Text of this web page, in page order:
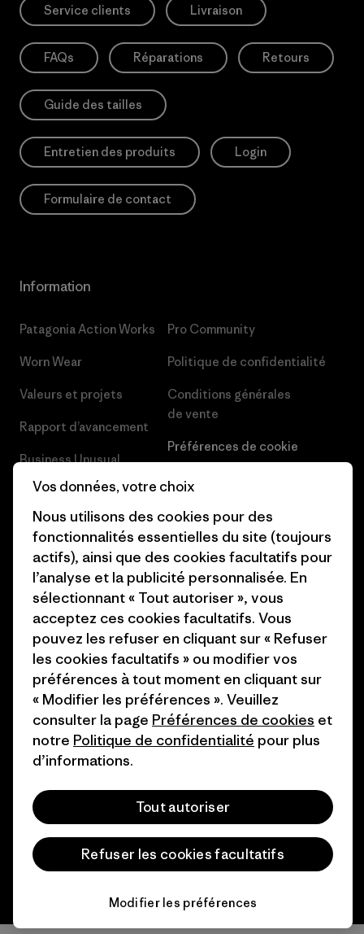
Service clients Livraison
FAQs Réparations Retours
Guide des tailles
Entretien des produits Login
Formulaire de contact
Information
Patagonia Action Works
Worn Wear
Valeurs et projets
Rapport d’avancement
Business Unusual
Objectifs climatiques
1% For The Planet
Comment nous
finançons
Nos magasins
Pro Community
Politique de confidentialité
Conditions générales
de vente
Préférences de cookie
Carrières
Presse et media
Industry program
Programme d’affiliation
Patagonia Belgique Plan du
site
© 2026 Patagonia, Inc. All Rights Reserved.
français
Vos données, votre choix
Nous utilisons des cookies pour des
fonctionnalités essentielles du site (toujours
actifs), ainsi que des cookies facultatifs pour
l’analyse et la publicité personnalisée. En
sélectionnant « Tout autoriser », vous
acceptez ces cookies facultatifs. Vous
pouvez les refuser en cliquant sur « Refuser
les cookies facultatifs » ou modifier vos
préférences à tout moment en cliquant sur
« Modifier les préférences ». Veuillez
consulter la page Préférences de cookies et
notre Politique de confidentialité pour plus
d’informations.
Tout autoriser
Refuser les cookies facultatifs
Modifier les préférences